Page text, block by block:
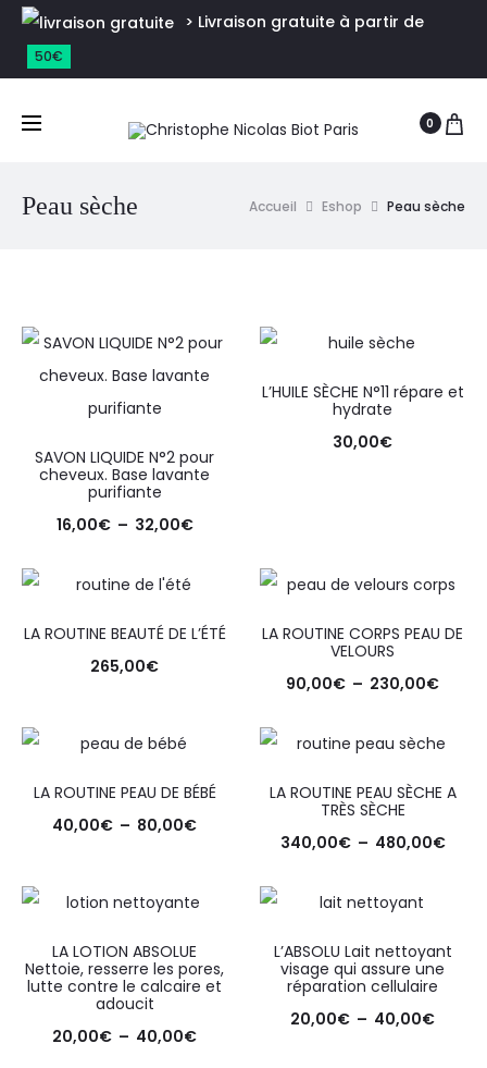
> Livraison gratuite à partir de
50€
0
Peau sèche Accueil Eshop Peau sèche
SAVON LIQUIDE N°2 pour
cheveux. Base lavante
purifiante
16,00€ – 32,00€
L’HUILE SÈCHE N°11 répare et
hydrate
30,00€
LA ROUTINE BEAUTÉ DE L’ÉTÉ
265,00€
LA ROUTINE CORPS PEAU DE
VELOURS
90,00€ – 230,00€
LA ROUTINE PEAU DE BÉBÉ
40,00€ – 80,00€
LA ROUTINE PEAU SÈCHE A
TRÈS SÈCHE
340,00€ – 480,00€
LA LOTION ABSOLUE
Nettoie, resserre les pores,
lutte contre le calcaire et
adoucit
20,00€ – 40,00€
L’ABSOLU Lait nettoyant
visage qui assure une
réparation cellulaire
20,00€ – 40,00€